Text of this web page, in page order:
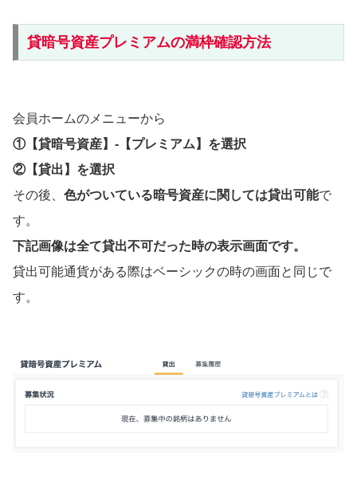
貸暗号資産プレミアムの満枠確認方法
会員ホームのメニューから
①【貸暗号資産】-【プレミアム】を選択
②【貸出】を選択
その後、 色がついている暗号資産に関しては貸出可能で
す。
下記画像は全て貸出不可だった時の表示画面です。
貸出可能通貨がある際はベーシックの時の画面と同じで
す。